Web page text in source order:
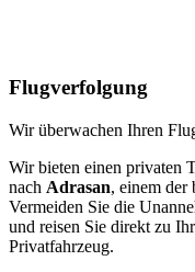
Flugverfolgung
Wir überwachen Ihren
Wir bieten einen privaten
nach Adrasan, einem der
Vermeiden Sie die
und reisen Sie direkt zu
Privatfahrzeug.